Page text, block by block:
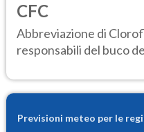
CFC
Abbreviazione di
responsabili del buco
Previsioni meteo per le